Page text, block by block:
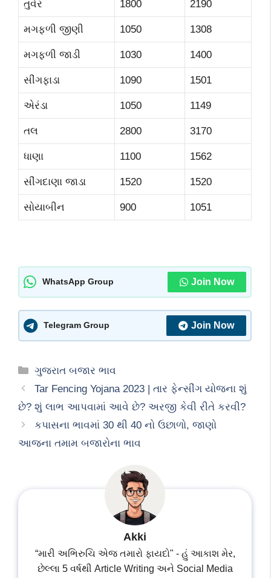
તુવેર 1800 2190
મગફળી જીણી 1050 1308
મગફળી જાડી 1030 1400
સીંગફાડા 1090 1501
એરંડા 1050 1149
તલ 2800 3170
ધાણા 1100 1562
સીંગદાણા જાડા 1520 1520
સોયાબીન 900 1051
WhatsApp Group Join Now
Telegram Group Join Now
Categories
ગુજરાત બજાર ભાવ
Tar Fencing Yojana 2023 | તાર ફેન્‍સીંગ યોજના શું
છે? શું લાભ આપવામાં આવે છે? અરજી કેવી રીતે કરવી?
કપાસના ભાવમાં 30 થી 40 નો ઉછાળો, જાણો
આજના તમામ બજારોના ભાવ
Akki
“મારી અભિરુચિ એજ તમારો ફાયદો" - હું આકાશ મેર,
છેલ્લા 5 વર્ષથી Article Writing અને Social Media